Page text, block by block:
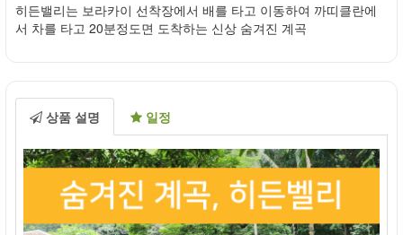
히든밸리는 보라카이 선착장에서 배를 타고 이동하여 까띠클란에
서 차를 타고 20분정도면 도착하는 신상 숨겨진 계곡
상품 설명 일정